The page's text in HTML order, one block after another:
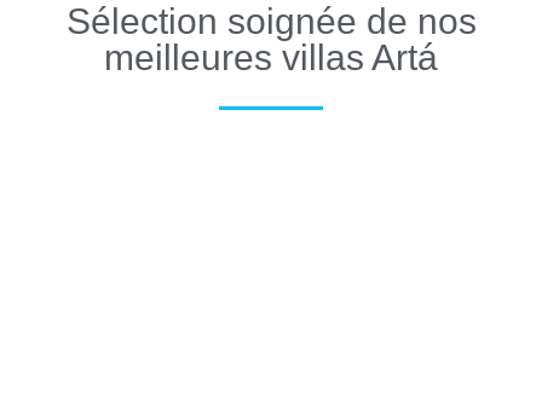
Sélection soignée de nos
meilleures villas Artá